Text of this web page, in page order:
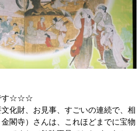
す☆☆☆
化財、お見事、すごいの連続で、相
閣寺）さんは、これほどまでに宝物